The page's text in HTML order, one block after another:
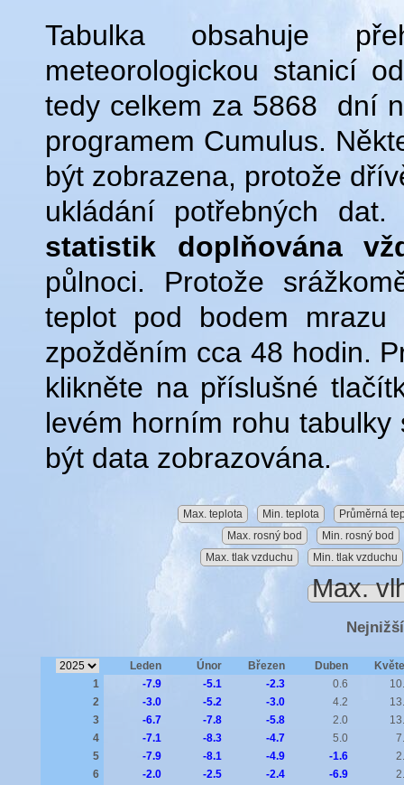
Tabulka obsahuje
meteorologickou stanicí
tedy celkem za 5868 dní
programem Cumulus.
být zobrazena, protože
ukládání potřebných
statistik doplňována
půlnoci. Protože
teplot pod bodem
zpožděním cca 48 hodin.
klikněte na příslušné
levém horním rohu
být data zobrazována.
Max. teplota Min. teplota
Průměrná
Max. rosný bod
Min. rosný bod
Max. tlak vzduchu
Min. tlak vzduchu
Max.
Leden Únor Březen Duben
1
-7.9 -5.1 -2.3 0.6
2
-3.0 -5.2 -3.0 4.2
3
-6.7 -7.8 -5.8 2.0
4
-7.1 -8.3 -4.7 5.0
5
-7.9 -8.1 -4.9 -1.6
6
-2.0 -2.5 -2.4 -6.9